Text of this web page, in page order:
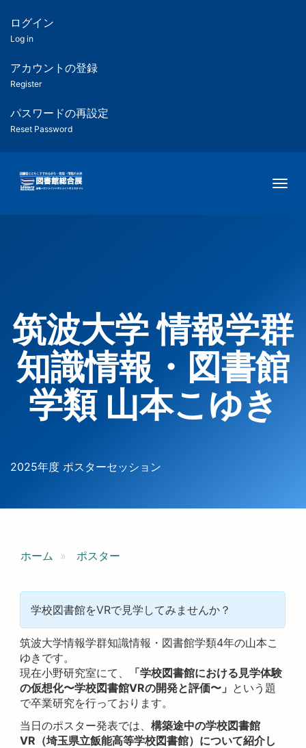
ツ
匿
名
ユ
ー
ー
用
メ
ログイン
Log in
アカウントの登録
Register
パスワードの再設定
Reset Password
筑波大学 情報学群
知識情報・図書館
学類 山本こゆき
2025年度 ポスターセッション
ホーム ポスター
学校図書館をVRで見学してみませんか？
筑波大学情報学群知識情報・図書館学類4年の山本こ
ゆきです。
現在小野研究室にて、
「学校図書館における見学体験
の仮想化〜学校図書館VRの開発と評価〜」 という題
で卒業研究を行っております。
当日のポスター発表では、構築途中の学校図書館
VR（埼玉県立飯能高等学校図書館）について紹介し